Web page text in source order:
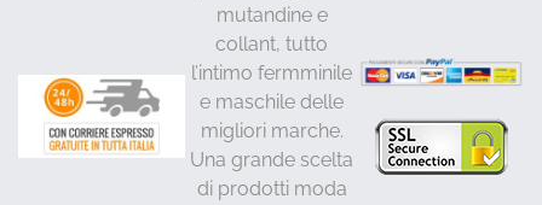
mutandine e
collant, tutto
l’intimo fermminile
e maschile delle
migliori marche.
Una grande scelta
di prodotti moda